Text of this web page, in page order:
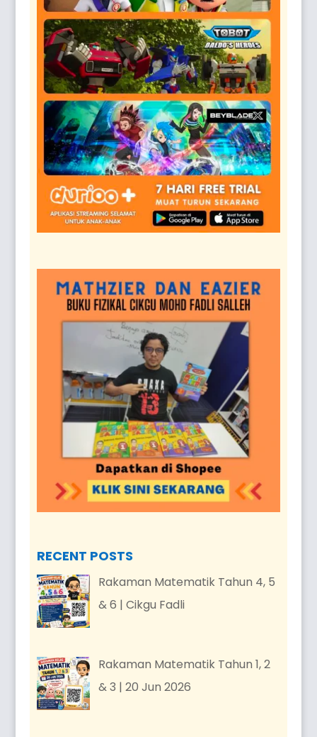
RECENT POSTS
Rakaman Matematik Tahun 4, 5
& 6 | Cikgu Fadli
Rakaman Matematik Tahun 1, 2
& 3 | 20 Jun 2026